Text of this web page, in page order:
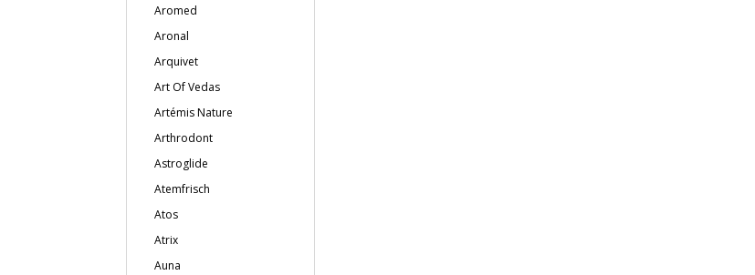
Aromed
Aronal
Arquivet
Art Of Vedas
Artémis Nature
Arthrodont
Astroglide
Atemfrisch
Atos
Atrix
Auna